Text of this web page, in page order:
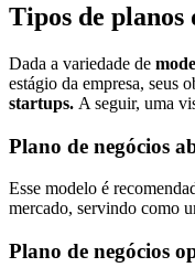
Tipos de planos
Dada a variedade de
estágio da empresa, seus
startups. A seguir, uma
Plano de negócios
Esse modelo é
mercado, servindo como
Plano de negócios